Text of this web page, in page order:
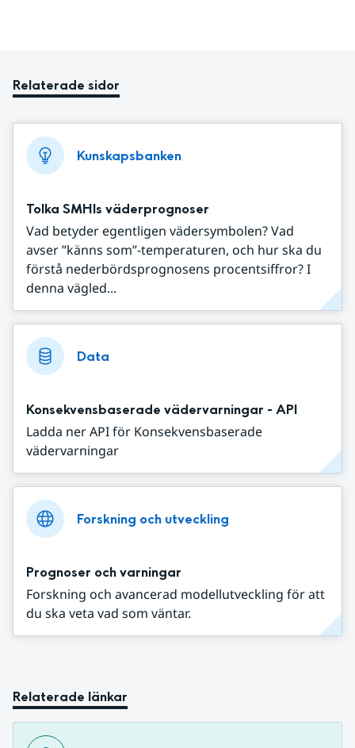
Relaterade sidor
Kunskapsbanken
Tolka SMHIs väderprognoser
Vad betyder egentligen vädersymbolen? Vad
avser ”känns som”-temperaturen, och hur ska du
förstå nederbördsprognosens procentsiffror? I
denna vägled...
Data
Konsekvensbaserade vädervarningar - API
Ladda ner API för Konsekvensbaserade
vädervarningar
Forskning och utveckling
Prognoser och varningar
Forskning och avancerad modellutveckling för att
du ska veta vad som väntar.
Relaterade länkar